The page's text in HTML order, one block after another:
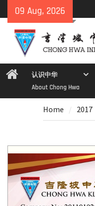
to
content
09 Aug, 2026
Home认识中华
About Chong Hwa
Home 2017